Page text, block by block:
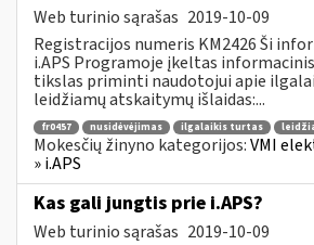
Web turinio sąrašas 2019-10-09
Registracijos numeris KM2426 Ši
i.APS Programoje įkeltas
tikslas priminti naudotojui apie
leidžiamų atskaitymų išlaidas:...
fr0457 nusidėvėjimas ilgalaikis turtas
Mokesčių žinyno kategorijos:VMI
» i.APS
Kas gali jungtis prie i.APS?
Web turinio sąrašas 2019-10-09